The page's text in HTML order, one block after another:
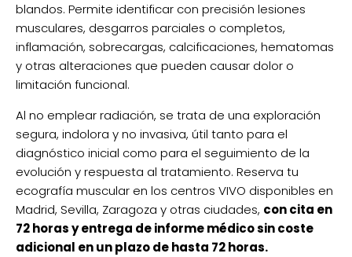
blandos. Permite identificar con precisión lesiones
musculares, desgarros parciales o completos,
inflamación, sobrecargas, calcificaciones, hematomas
y otras alteraciones que pueden causar dolor o
limitación funcional.
Al no emplear radiación, se trata de una exploración
segura, indolora y no invasiva, útil tanto para el
diagnóstico inicial como para el seguimiento de la
evolución y respuesta al tratamiento. Reserva tu
ecografía muscular en los centros VIVO disponibles en
Madrid, Sevilla, Zaragoza y otras ciudades, con cita en
72 horas y entrega de informe médico sin coste
adicional en un plazo de hasta 72 horas.